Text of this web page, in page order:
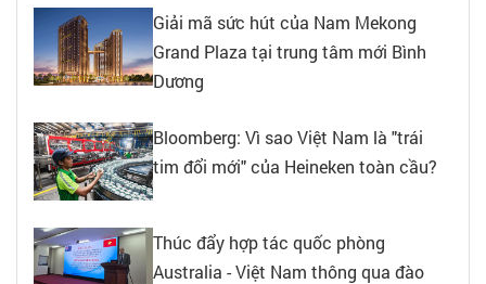
Giải mã sức hút của Nam Mekong
Grand Plaza tại trung tâm mới Bình
Dương
Bloomberg: Vì sao Việt Nam là "trái
tim đổi mới" của Heineken toàn cầu?
Thúc đẩy hợp tác quốc phòng
Australia - Việt Nam thông qua đào